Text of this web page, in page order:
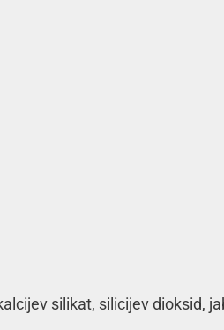
silikat, silicijev dioksid,